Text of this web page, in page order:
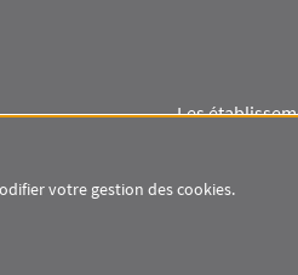
Les
votre gestion des cookies.